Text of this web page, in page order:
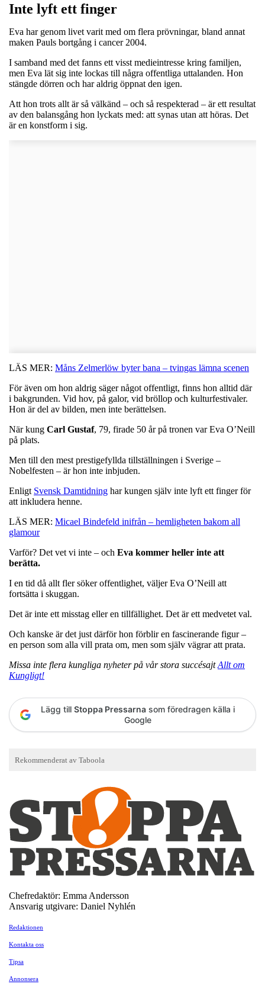
Inte lyft ett finger
Eva har genom livet varit med om flera prövningar, bland annat
maken Pauls bortgång i cancer 2004.
I samband med det fanns ett visst medieintresse kring familjen,
men Eva lät sig inte lockas till några offentliga uttalanden. Hon
stängde dörren och har aldrig öppnat den igen.
Att hon trots allt är så välkänd – och så respekterad – är ett resultat
av den balansgång hon lyckats med: att synas utan att höras. Det
är en konstform i sig.
LÄS MER: Måns Zelmerlöw byter bana – tvingas lämna scenen
För även om hon aldrig säger något offentligt, finns hon alltid där
i bakgrunden. Vid hov, på galor, vid bröllop och kulturfestivaler.
Hon är del av bilden, men inte berättelsen.
När kung Carl Gustaf, 79, firade 50 år på tronen var Eva O’Neill
på plats.
Men till den mest prestigefyllda tillställningen i Sverige –
Nobelfesten – är hon inte inbjuden.
Enligt Svensk Damtidning har kungen själv inte lyft ett finger för
att inkludera henne.
LÄS MER: Micael Bindefeld inifrån – hemligheten bakom all
glamour
Varför? Det vet vi inte – och Eva kommer heller inte att
berätta.
I en tid då allt fler söker offentlighet, väljer Eva O’Neill att
fortsätta i skuggan.
Det är inte ett misstag eller en tillfällighet. Det är ett medvetet val.
Och kanske är det just därför hon förblir en fascinerande figur –
en person som alla vill prata om, men som själv vägrar att prata.
Missa inte flera kungliga nyheter på vår stora succésajtAllt om
Kungligt!
Lägg till Stoppa Pressarna som föredragen källa i
Google
Chefredaktör: Emma Andersson
Ansvarig utgivare: Daniel Nyhlén
Redaktionen
Kontakta oss
Tipsa
Annonsera